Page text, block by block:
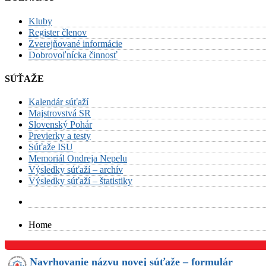
Kluby
Register členov
Zverejňované informácie
Dobrovoľnícka činnosť
SÚŤAŽE
Kalendár súťaží
Majstrovstvá SR
Slovenský Pohár
Previerky a testy
Súťaže ISU
Memoriál Ondreja Nepelu
Výsledky súťaží – archív
Výsledky súťaží – štatistiky
Home
Navrhovanie názvu novej súťaže – formulár